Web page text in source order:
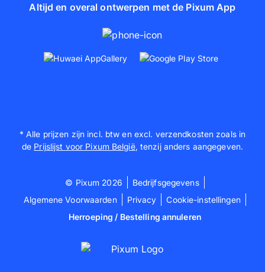
Altijd en overal ontwerpen met de Pixum App
* Alle prijzen zijn incl. btw en excl. verzendkosten zoals in
de Prijslijst voor Pixum België, tenzij anders aangegeven.
© Pixum 2026
Bedrijfsgegevens
Algemene Voorwaarden
Privacy
Cookie-instellingen
Herroeping / Bestelling annuleren